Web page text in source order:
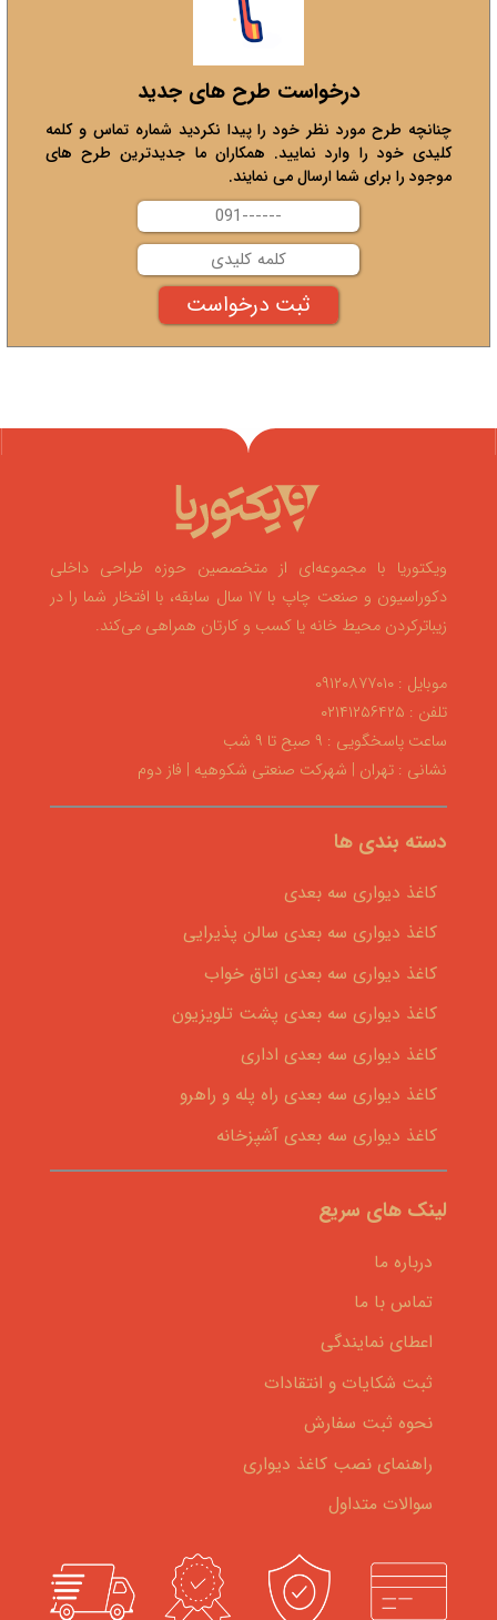
درخواست طرح های جدید
چنانچه طرح مورد نظر خود را پیدا نکردید شماره تماس و کلمه
کلیدی خود را وارد نمایید. همکاران ما جدیدترین طرح های
موجود را برای شما ارسال می نمایند.
ویکتوریا با مجموعه‌ای از متخصصین حوزه طراحی داخلی
دکوراسیون و صنعت چاپ با ۱۷ سال سابقه، با افتخار شما را در
زیباترکردن محیط خانه یا کسب و کارتان همراهی می‌کند.
موبایل : ۰۹۱۲۰۸۷۷۰۱۰
تلفن : ۰۲۱۴۱۲۵۶۴۲۵
ساعت پاسخگویی : ۹ صبح تا ۹ شب
نشانی : تهران | شهرکت صنعتی شکوهیه | فاز دوم
دسته بندی ها
کاغذ دیواری سه بعدی
کاغذ دیواری سه بعدی سالن پذیرایی
کاغذ دیواری سه بعدی اتاق خواب
کاغذ دیواری سه بعدی پشت تلویزیون
کاغذ دیواری سه بعدی اداری
کاغذ دیواری سه بعدی راه پله و راهرو
کاغذ دیواری سه بعدی آشپزخانه
لینک های سریع
درباره ما
تماس با ما
اعطای نمایندگی
ثبت شکایات و انتقادات
نحوه ثبت سفارش
راهنمای نصب کاغذ دیواری
سوالات متداول